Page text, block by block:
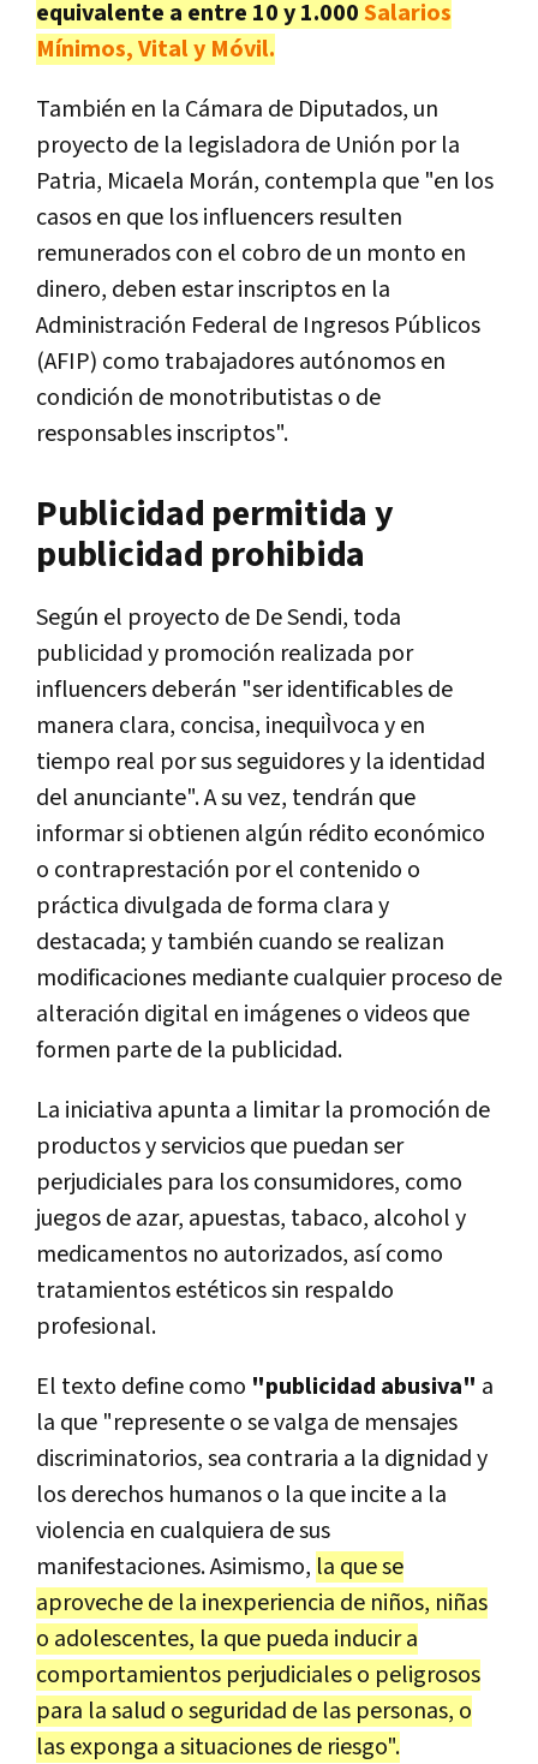
equivalente a entre 10 y 1.000Salarios
Mínimos, Vital y Móvil.
También en la Cámara de Diputados, un
proyecto de la legisladora de Unión por la
Patria, Micaela Morán, contempla que "en los
casos en que los influencers resulten
remunerados con el cobro de un monto en
dinero, deben estar inscriptos en la
Administración Federal de Ingresos Públicos
(AFIP) como trabajadores autónomos en
condición de monotributistas o de
responsables inscriptos".
Publicidad permitida y
publicidad prohibida
Según el proyecto de De Sendi, toda
publicidad y promoción realizada por
influencers deberán "ser identificables de
manera clara, concisa, inequiÌvoca y en
tiempo real por sus seguidores y la identidad
del anunciante". A su vez, tendrán que
informar si obtienen algún rédito económico
o contraprestación por el contenido o
práctica divulgada de forma clara y
destacada; y también cuando se realizan
modificaciones mediante cualquier proceso de
alteración digital en imágenes o videos que
formen parte de la publicidad.
La iniciativa apunta a limitar la promoción de
productos y servicios que puedan ser
perjudiciales para los consumidores, como
juegos de azar, apuestas, tabaco, alcohol y
medicamentos no autorizados, así como
tratamientos estéticos sin respaldo
profesional.
El texto define como "publicidad abusiva" a
la que "represente o se valga de mensajes
discriminatorios, sea contraria a la dignidad y
los derechos humanos o la que incite a la
violencia en cualquiera de sus
manifestaciones. Asimismo, la que se
aproveche de la inexperiencia de niños, niñas
o adolescentes, la que pueda inducir a
comportamientos perjudiciales o peligrosos
para la salud o seguridad de las personas, o
las exponga a situaciones de riesgo".